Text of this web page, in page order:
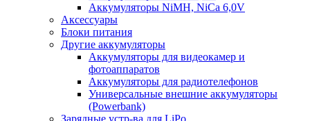
Аккумуляторы NiMH, NiCa 6,0V
Аксессуары
Блоки питания
Другие аккумуляторы
Аккумуляторы для видеокамер и
фотоаппаратов
Аккумуляторы для радиотелефонов
Универсальные внешние аккумуляторы
(Powerbank)
Зарядные устр-ва для LiPo